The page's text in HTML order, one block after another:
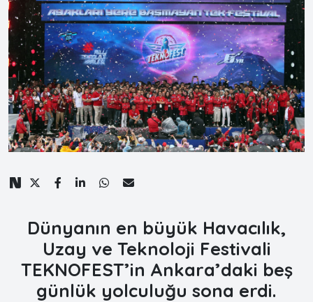
Dünyanın en büyük Havacılık,
Uzay ve Teknoloji Festivali
TEKNOFEST’in Ankara’daki beş
günlük yolculuğu sona erdi.